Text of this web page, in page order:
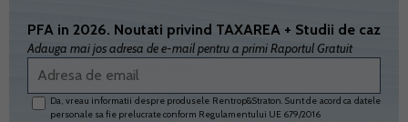
PFA in 2026. Noutati privind TAXAREA + Studii de caz
Adauga mai jos adresa de e-mail pentru a primi Raportul Gratuit
Da, vreau informatii despre produsele Rentrop&Straton. Sunt de acord ca datele
personale sa fie prelucrate conform Regulamentului UE 679/2016